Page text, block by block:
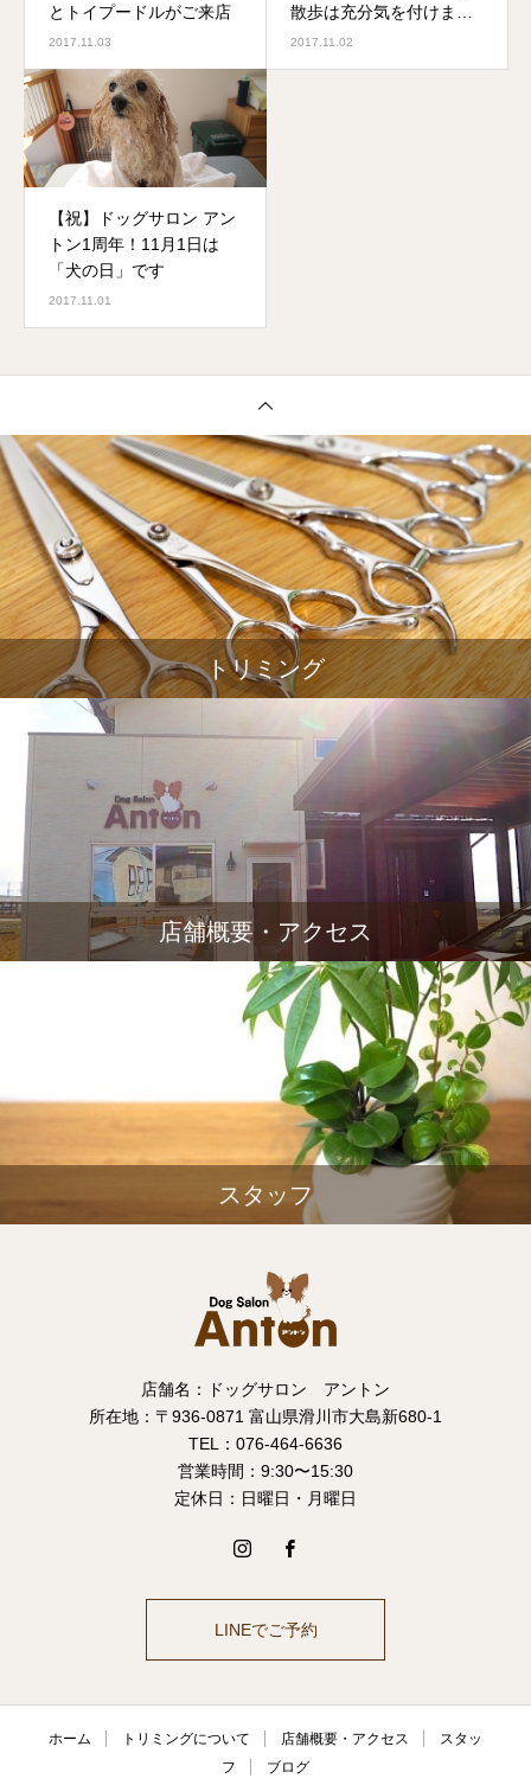
とトイプードルがご来店
2017.11.03
散歩は充分気を付けまし
ょう
2017.11.02
【祝】ドッグサロン アン
トン1周年！11月1日は
「犬の日」です
2017.11.01
トリミング
店舗概要・アクセス
スタッフ
店舗名：ドッグサロン アントン
所在地：〒936-0871 富山県滑川市大島新680-1
TEL：076-464-6636
営業時間：9:30〜15:30
定休日：日曜日・月曜日
LINEでご予約
ホーム トリミングについて 店舗概要・アクセス
スタッ
フ
ブログ